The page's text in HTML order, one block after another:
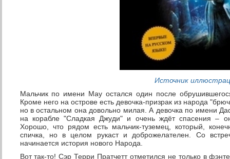
Источник
Мальчик по имени Мау остался один после
Кроме него на острове есть девочка-призрак из народа
но в остальном она довольно милая. А девочка по имени
на корабле "Сладкая Джуди" и очень ждёт спасения –
Хорошо, что рядом есть мальчик-туземец, который,
спичка, но в целом рукаст и доброжелателен. Со
начинается история нового Народа.
Вот так-то! Сэр Терри Пратчетт отметился не только в